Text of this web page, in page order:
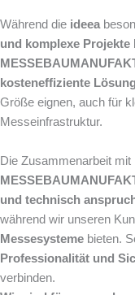
Während die ideea
und komplexe Projekte
kosteneffiziente
Größe eignen, auch für
Messeinfrastruktur.
Die Zusammenarbeit mit
und technisch
während wir unseren
Messesysteme bieten.
Professionalität und
verbinden.